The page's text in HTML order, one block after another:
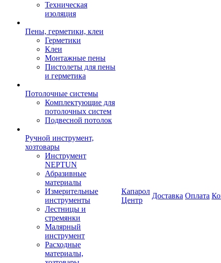
Техническая
изоляция
Пены, герметики, клеи
Герметики
Клеи
Монтажные пены
Пистолеты для пены
и герметика
Потолочные системы
Комплектующие для
потолочных систем
Подвесной потолок
Ручной инструмент,
хозтовары
Инструмент
NEPTUN
Абразивные
материалы
Измерительные
инструменты
Лестницы и
стремянки
Малярный
инструмент
Расходные
материалы,
Капарол
Центр
Доставка Оплата